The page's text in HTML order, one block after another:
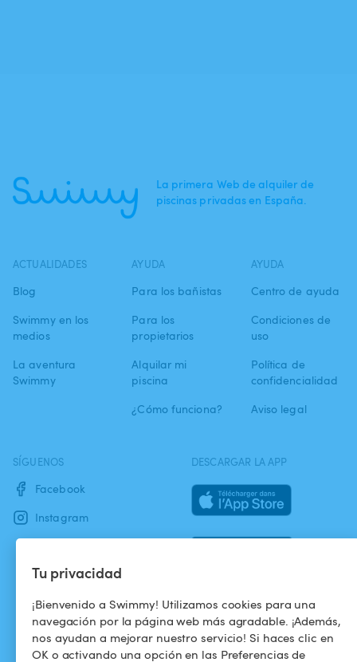
Tu privacidad
¡Bienvenido a Swimmy! Utilizamos cookies para una
navegación por la página web más agradable. ¡Además,
nos ayudan a mejorar nuestro servicio! Si haces clic en
OK o activando una opción en las Preferencias de
La primera Web de alquiler de
piscinas privadas en España.
ACTUALIDADES
Blog
Swimmy en los
medios
La aventura
Swimmy
AYUDA
Para los bañistas
Para los
propietarios
Alquilar mi
piscina
¿Cómo funciona?
AYUDA
Centro de ayuda
Condiciones de
uso
Política de
confidencialidad
Aviso legal
SÍGUENOS
Facebook
Instagram
DESCARGAR LA APP